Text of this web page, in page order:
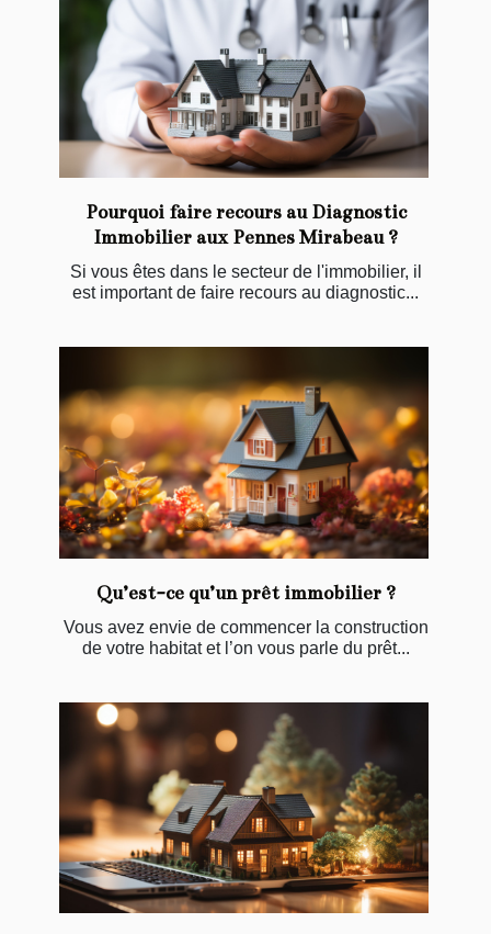
Pourquoi faire recours au Diagnostic
Immobilier aux Pennes Mirabeau ?
Si vous êtes dans le secteur de l'immobilier, il
est important de faire recours au diagnostic...
Qu’est-ce qu’un prêt immobilier ?
Vous avez envie de commencer la construction
de votre habitat et l’on vous parle du prêt...